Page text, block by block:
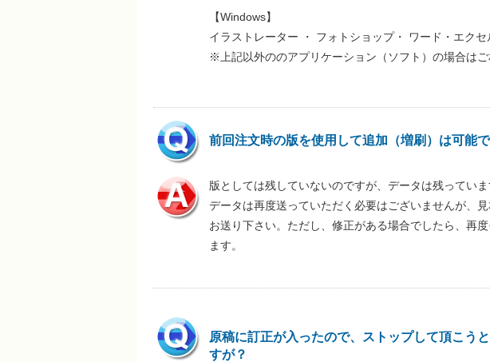
【Windows】
イラストレーター ・ フォトショップ・ ワード・エク
※上記以外ののアプリケーション（ソフト）の場合はご
前回注文時の版を使用して追加（増刷）は可能
版としては残していないのですが、データは残ってい
データは再度送っていただく必要はございませんが、
お送り下さい。ただし、修正がある場合でしたら、再
ます。
原稿に訂正が入ったので、ストップして頂こう
すが？